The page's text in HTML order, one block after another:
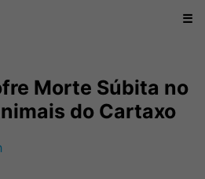
☰
Morte Súbita no
do Cartaxo